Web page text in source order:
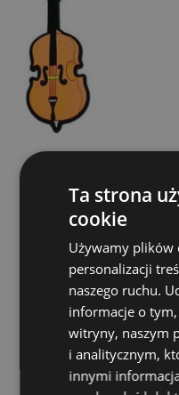
Ruby MG62 Para
Ruby MG45G Brelok
Ta strona
cookie
Używamy plików
personalizacji
naszego ruchu.
informacje o
witryny, naszym
i analitycznym,
innymi